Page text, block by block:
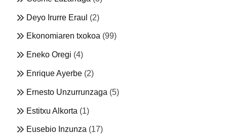
Deyo Irurre Eraul (2)
Ekonomiaren txokoa (99)
Eneko Oregi (4)
Enrique Ayerbe (2)
Ernesto Unzurrunzaga (5)
Estitxu Alkorta (1)
Eusebio Inzunza (17)